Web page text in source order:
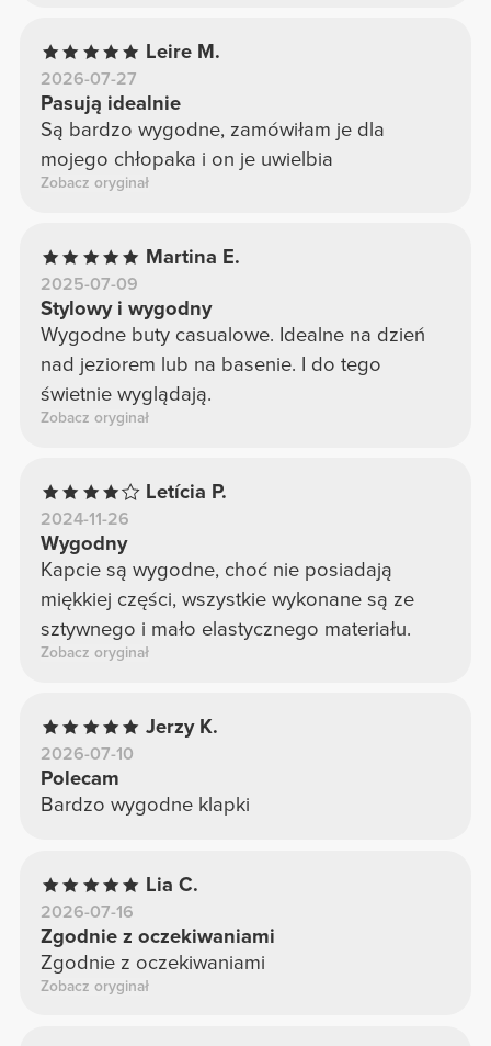
Leire M.
2026-07-27
Pasują idealnie
Są bardzo wygodne, zamówiłam je dla
mojego chłopaka i on je uwielbia
Zobacz oryginał
Martina E.
2025-07-09
Stylowy i wygodny
Wygodne buty casualowe. Idealne na dzień
nad jeziorem lub na basenie. I do tego
świetnie wyglądają.
Zobacz oryginał
Letícia P.
2024-11-26
Wygodny
Kapcie są wygodne, choć nie posiadają
miękkiej części, wszystkie wykonane są ze
sztywnego i mało elastycznego materiału.
Zobacz oryginał
Jerzy K.
2026-07-10
Polecam
Bardzo wygodne klapki
Lia C.
2026-07-16
Zgodnie z oczekiwaniami
Zgodnie z oczekiwaniami
Zobacz oryginał